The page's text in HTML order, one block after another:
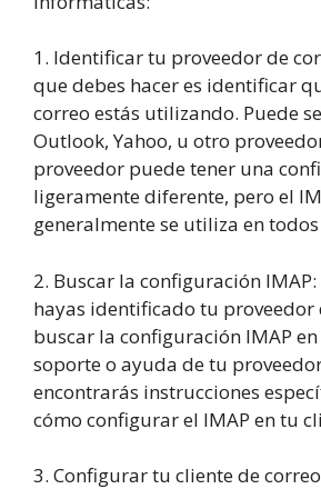
1. Identificar tu proveedor de
que debes hacer es identificar
correo estás utilizando. Puede
Outlook, Yahoo, u otro
proveedor puede tener una
ligeramente diferente, pero el
generalmente se utiliza en
2. Buscar la configuración
hayas identificado tu proveedor
buscar la configuración IMAP
soporte o ayuda de tu
encontrarás instrucciones
cómo configurar el IMAP en tu
3. Configurar tu cliente de